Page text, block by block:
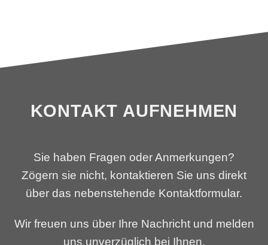
KONTAKT AUFNEHMEN
Sie haben Fragen oder Anmerkungen?
Zögern sie nicht, kontaktieren Sie uns direkt
über das nebenstehende Kontaktformular.
Wir freuen uns über Ihre Nachricht und melden
uns unverzüglich bei Ihnen.